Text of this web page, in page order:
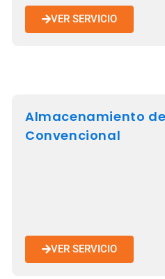
VER SERVICIO
Almacenamiento
Convencional
VER SERVICIO